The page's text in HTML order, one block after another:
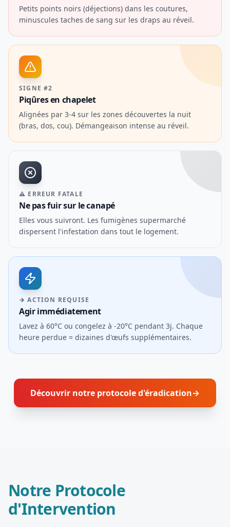
Petits points noirs (déjections) dans les coutures,
minuscules taches de sang sur les draps au réveil.
SIGNE #2
Piqûres en chapelet
Alignées par 3-4 sur les zones découvertes la nuit
(bras, dos, cou). Démangeaison intense au réveil.
⚠ ERREUR FATALE
Ne pas fuir sur le canapé
Elles vous suivront. Les fumigènes supermarché
dispersent l'infestation dans tout le logement.
→ ACTION REQUISE
Agir immédiatement
Lavez à 60°C ou congelez à -20°C pendant 3j. Chaque
heure perdue = dizaines d'œufs supplémentaires.
Découvrir notre protocole d'éradication→
Notre Protocole
d'Intervention